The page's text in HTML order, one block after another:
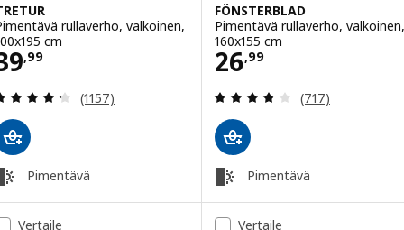
rullaverho, valkoinen,
cm
,99 39,99
Arvio: 4.3 / 5 tähteä. Arvostelut yhteensä:
(1157)
Pimentävä
FÖNSTERBLAD
Pimentävä rullaverho, valkoinen,
160x155 cm
26,99
Hinta 26,99
Arvio: 3.8 / 5
(717)
Pimentävä
Vertaile Vertaile